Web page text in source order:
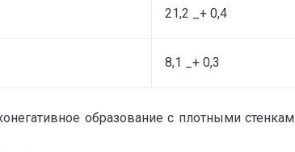
21,2 _+ 0,4
8,1 _+ 0,3
образование с плотными